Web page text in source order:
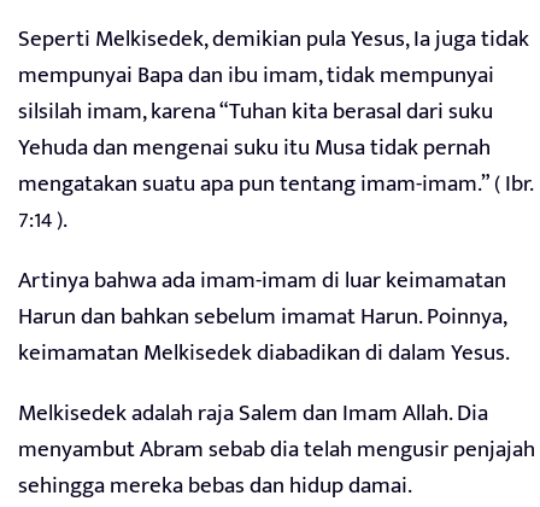
Seperti Melkisedek, demikian pula Yesus, Ia juga tidak
mempunyai Bapa dan ibu imam, tidak mempunyai
silsilah imam, karena “Tuhan kita berasal dari suku
Yehuda dan mengenai suku itu Musa tidak pernah
mengatakan suatu apa pun tentang imam-imam.” ( Ibr.
7:14 ).
Artinya bahwa ada imam-imam di luar keimamatan
Harun dan bahkan sebelum imamat Harun. Poinnya,
keimamatan Melkisedek diabadikan di dalam Yesus.
Melkisedek adalah raja Salem dan Imam Allah. Dia
menyambut Abram sebab dia telah mengusir penjajah
sehingga mereka bebas dan hidup damai.